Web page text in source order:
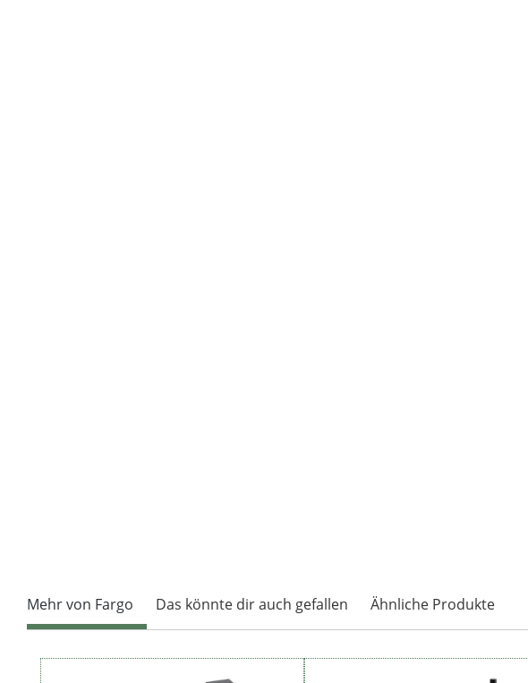
Mehr von Fargo Das könnte dir auch gefallen Ähnliche Produkte
Produktgalerie überspringen